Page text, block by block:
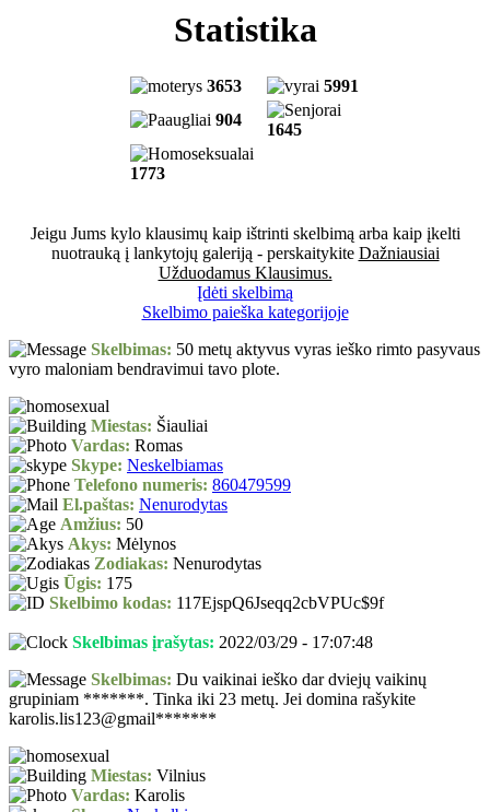
Statistika
3653
5991
904
1645
1773
Jeigu Jums kylo klausimų kaip ištrinti skelbimą arba kaip įkelti
nuotrauką į lankytojų galeriją - perskaitykite Dažniausiai
Užduodamus Klausimus.
Įdėti skelbimą
Skelbimo paieška kategorijoje
Skelbimas: 50 metų aktyvus vyras ieško rimto pasyvaus
vyro maloniam bendravimui tavo plote.
Miestas: Šiauliai
Vardas: Romas
Skype: Neskelbiamas
Telefono numeris: 860479599
El.paštas: Nenurodytas
Amžius: 50
Akys: Mėlynos
Zodiakas: Nenurodytas
Ūgis: 175
Skelbimo kodas: 117EjspQ6Jseqq2cbVPUc$9f
Skelbimas įrašytas: 2022/03/29 - 17:07:48
Skelbimas: Du vaikinai ieško dar dviejų vaikinų
grupiniam *******. Tinka iki 23 metų. Jei domina rašykite
karolis.lis123@gmail*******
Miestas: Vilnius
Vardas: Karolis